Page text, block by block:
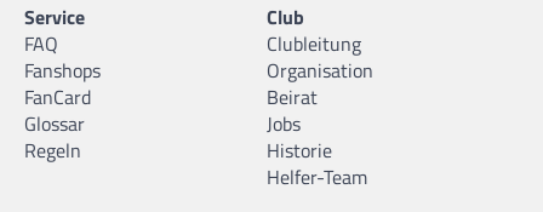
Service
FAQ
Fanshops
FanCard
Glossar
Regeln
Club
Clubleitung
Organisation
Beirat
Jobs
Historie
Helfer-Team